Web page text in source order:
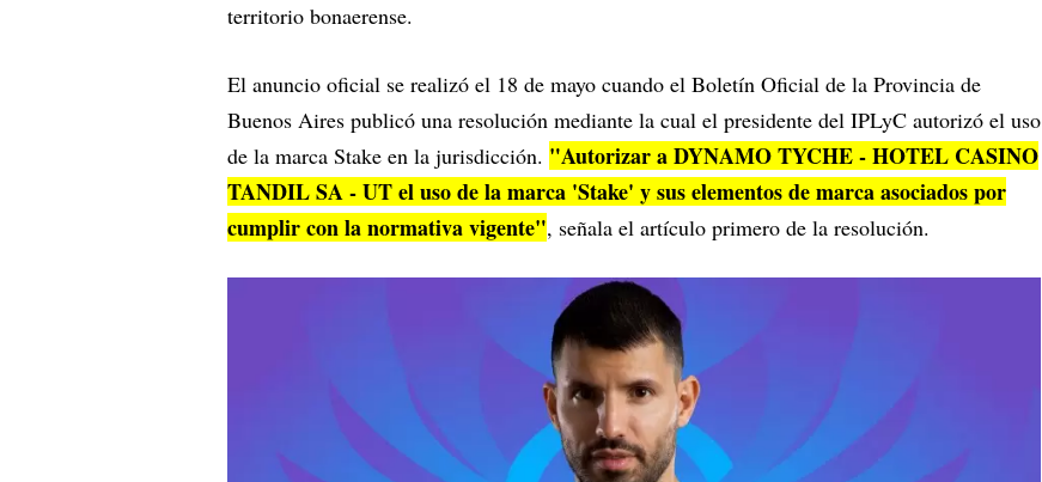
territorio bonaerense.
El anuncio oficial se realizó el 18 de mayo cuando el Boletín Oficial de la Provincia de
Buenos Aires publicó una resolución mediante la cual el presidente del IPLyC autorizó el uso
de la marca Stake en la jurisdicción. "Autorizar a DYNAMO TYCHE - HOTEL CASINO
TANDIL SA - UT el uso de la marca 'Stake' y sus elementos de marca asociados por
cumplir con la normativa vigente", señala el artículo primero de la resolución.